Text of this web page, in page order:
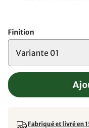
Finition
Variante 01
Fabriqué et livré en